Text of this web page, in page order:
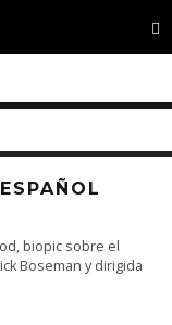
biopic sobre el
Boseman y dirigida